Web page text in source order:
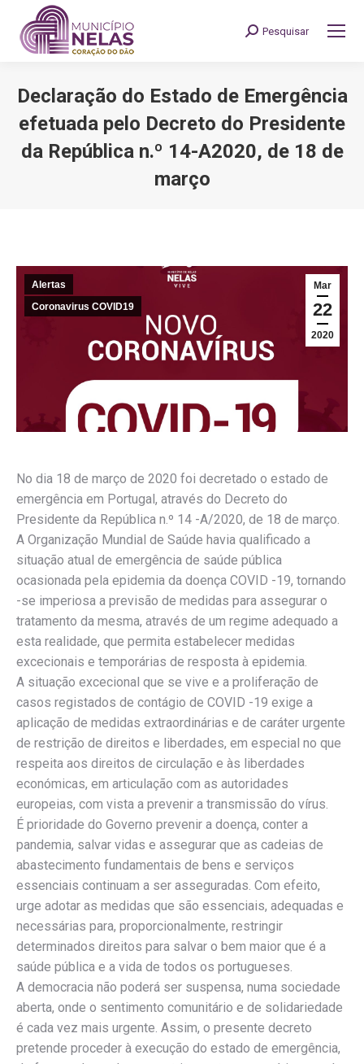
Search:
Pesquisar
Declaração do Estado de Emergência
efetuada pelo Decreto do Presidente
da República n.º 14-A2020, de 18 de
março
Mar
22
2020
Alertas
Coronavirus COVID19
No dia 18 de março de 2020 foi decretado o estado de
emergência em Portugal, através do Decreto do
Presidente da República n.º 14 -A/2020, de 18 de março.
A Organização Mundial de Saúde havia qualificado a
situação atual de emergência de saúde pública
ocasionada pela epidemia da doença COVID -19, tornando
-se imperiosa a previsão de medidas para assegurar o
tratamento da mesma, através de um regime adequado a
esta realidade, que permita estabelecer medidas
excecionais e temporárias de resposta à epidemia.
A situação excecional que se vive e a proliferação de
casos registados de contágio de COVID -19 exige a
aplicação de medidas extraordinárias e de caráter urgente
de restrição de direitos e liberdades, em especial no que
respeita aos direitos de circulação e às liberdades
económicas, em articulação com as autoridades
europeias, com vista a prevenir a transmissão do vírus.
É prioridade do Governo prevenir a doença, conter a
pandemia, salvar vidas e assegurar que as cadeias de
abastecimento fundamentais de bens e serviços
essenciais continuam a ser asseguradas. Com efeito,
urge adotar as medidas que são essenciais, adequadas e
necessárias para, proporcionalmente, restringir
determinados direitos para salvar o bem maior que é a
saúde pública e a vida de todos os portugueses.
A democracia não poderá ser suspensa, numa sociedade
aberta, onde o sentimento comunitário e de solidariedade
é cada vez mais urgente. Assim, o presente decreto
pretende proceder à execução do estado de emergência,